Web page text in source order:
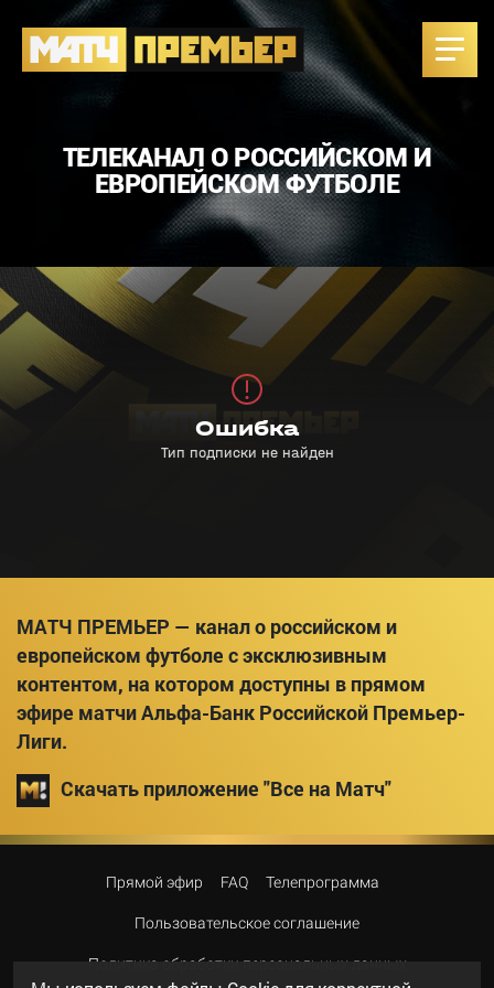
ТЕЛЕКАНАЛ О РОССИЙСКОМ И
ЕВРОПЕЙСКОМ ФУТБОЛЕ
МАТЧ ПРЕМЬЕР — канал о российском и
европейском футболе с эксклюзивным
контентом, на котором доступны в прямом
эфире матчи Альфа-Банк Российской Премьер-
Лиги.
Скачать приложение "Все на Матч"
Прямой эфир FAQ Телепрограмма
Пользовательское соглашение
Политика обработки персональных данных